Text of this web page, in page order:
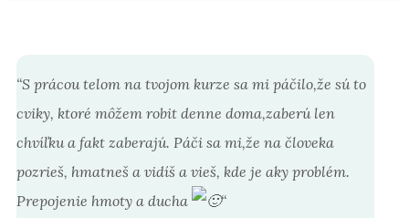
“S prácou telom na tvojom kurze sa mi páčilo,že sú to
cviky, ktoré môžem robit denne doma,zaberú len
chvíľku a fakt zaberajú. Páči sa mi,že na človeka
pozrieš, hmatneš a vidíš a vieš, kde je aky problém.
Prepojenie hmoty a ducha
“